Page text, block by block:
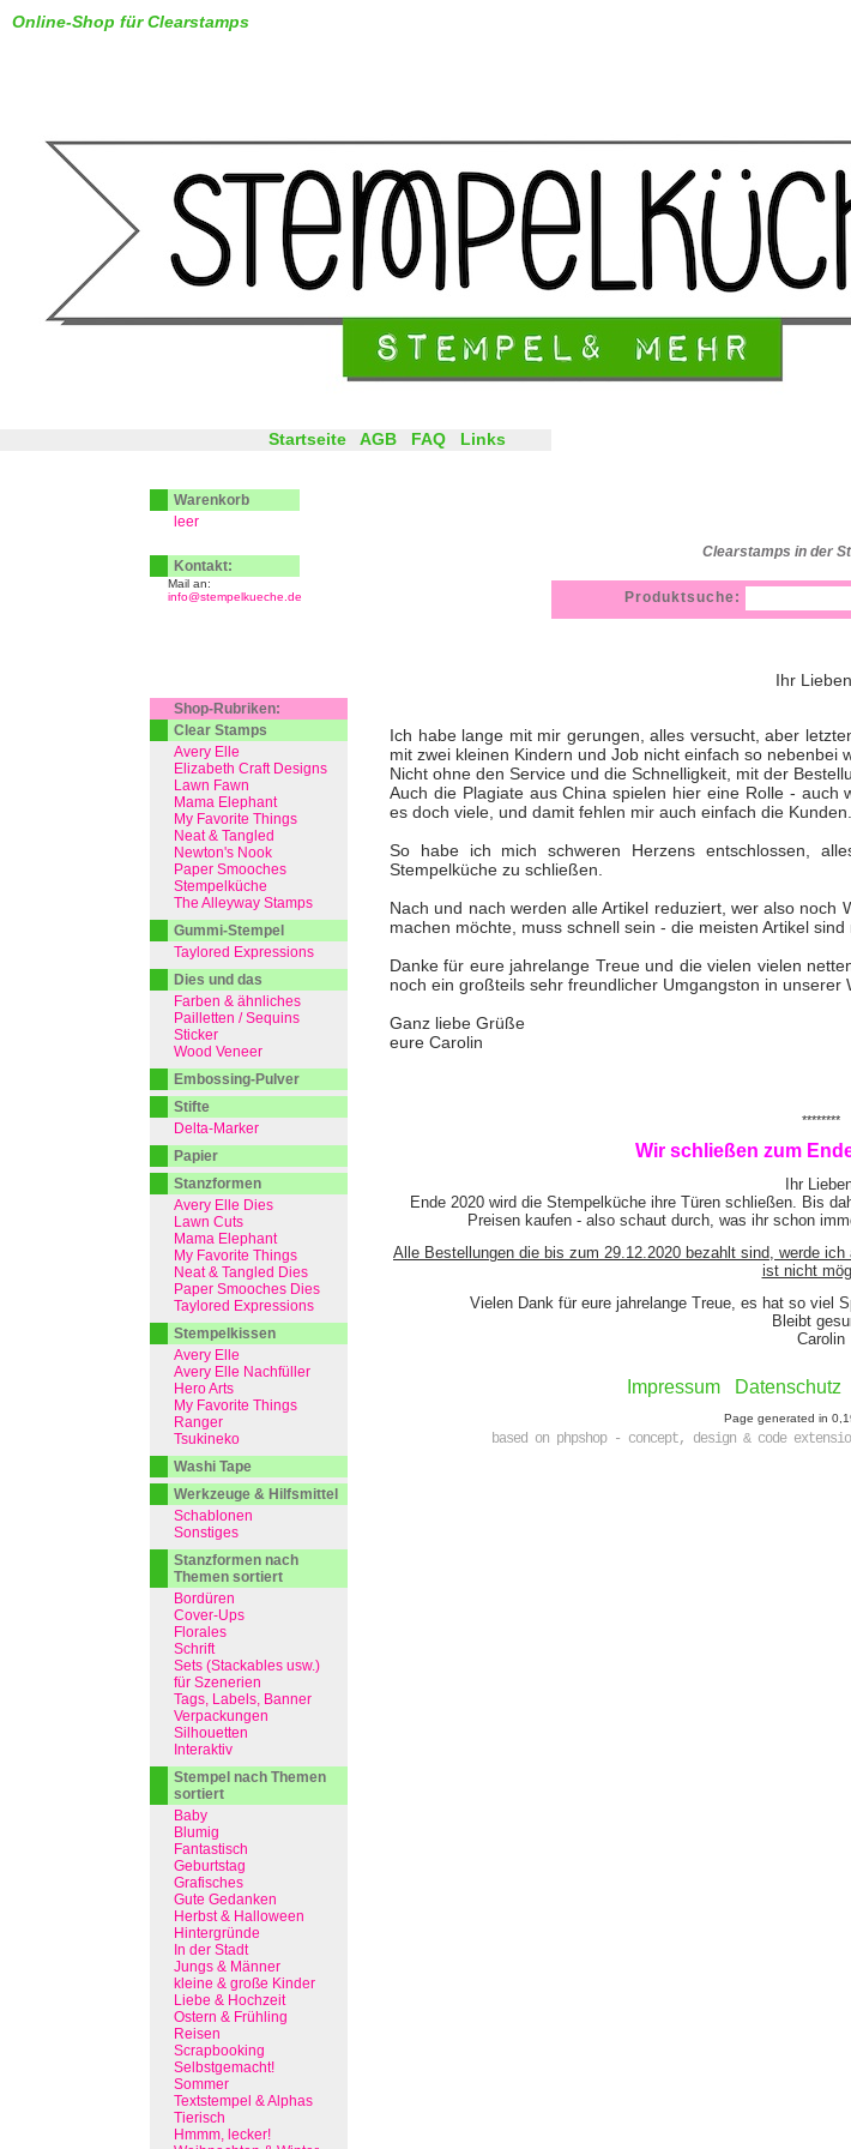
Clearstamps in der
Online-Shop für Clearstamps
Ihr
Ich habe lange mit mir gerungen, alles versucht, aber
mit zwei kleinen Kindern und Job nicht einfach so nebenbei
Nicht ohne den Service und die Schnelligkeit, mit der
Auch die Plagiate aus China spielen hier eine Rolle -
es doch viele, und damit fehlen mir auch einfach die Kunden.
So habe ich mich schweren Herzens entschlossen,
Stempelküche zu schließen.
Nach und nach werden alle Artikel reduziert, wer also noch
machen möchte, muss schnell sein - die meisten Artikel
Danke für eure jahrelange Treue und die vielen vielen
noch ein großteils sehr freundlicher Umgangston in unserer
Ganz liebe Grüße
eure Carolin
********
Wir schließen zum
Ihr
Ende 2020 wird die Stempelküche ihre Türen schließen. Bis
Preisen kaufen - also schaut durch, was ihr schon
Alle Bestellungen die bis zum 29.12.2020 bezahlt sind, werde
ist nicht
Vielen Dank für eure jahrelange Treue, es hat so viel
Bleibt
Carolin
Impressum Datenschutz
Page generated in
based on phpshop - concept, design & code
Startseite AGB FAQ Links
Produktsuche:
Warenkorb
leer
Kontakt:
Mail an:
info@stempelkueche.de
Shop-Rubriken:
Clear Stamps
Avery Elle
Elizabeth Craft Designs
Lawn Fawn
Mama Elephant
My Favorite Things
Neat & Tangled
Newton's Nook
Paper Smooches
Stempelküche
The Alleyway Stamps
Gummi-Stempel
Taylored Expressions
Dies und das
Farben & ähnliches
Pailletten / Sequins
Sticker
Wood Veneer
Embossing-Pulver
Stifte
Delta-Marker
Papier
Stanzformen
Avery Elle Dies
Lawn Cuts
Mama Elephant
My Favorite Things
Neat & Tangled Dies
Paper Smooches Dies
Taylored Expressions
Stempelkissen
Avery Elle
Avery Elle Nachfüller
Hero Arts
My Favorite Things
Ranger
Tsukineko
Washi Tape
Werkzeuge & Hilfsmittel
Schablonen
Sonstiges
Stanzformen nach
Themen sortiert
Bordüren
Cover-Ups
Florales
Schrift
Sets (Stackables usw.)
für Szenerien
Tags, Labels, Banner
Verpackungen
Silhouetten
Interaktiv
Stempel nach Themen
sortiert
Baby
Blumig
Fantastisch
Geburtstag
Grafisches
Gute Gedanken
Herbst & Halloween
Hintergründe
In der Stadt
Jungs & Männer
kleine & große Kinder
Liebe & Hochzeit
Ostern & Frühling
Reisen
Scrapbooking
Selbstgemacht!
Sommer
Textstempel & Alphas
Tierisch
Hmmm, lecker!